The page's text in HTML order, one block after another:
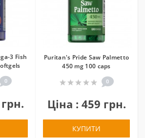
3 Fish
0
Puritan's Pride Saw Palmetto
450 mg 100 caps
0
Ціна : 459 грн.
КУПИТИ